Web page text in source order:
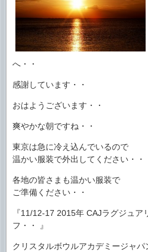
へ・・
感謝しています・・
おはようございます・・
爽やかな朝ですね・・
東京は急に冷え込んでいるので
温かい服装で外出してください・・
各地の皆さまも温かい服装で
ご準備ください・・
『11/12-17 2015年 CAJラグジュ
フ・・ 』
クリスタルボウルアカデミージャ